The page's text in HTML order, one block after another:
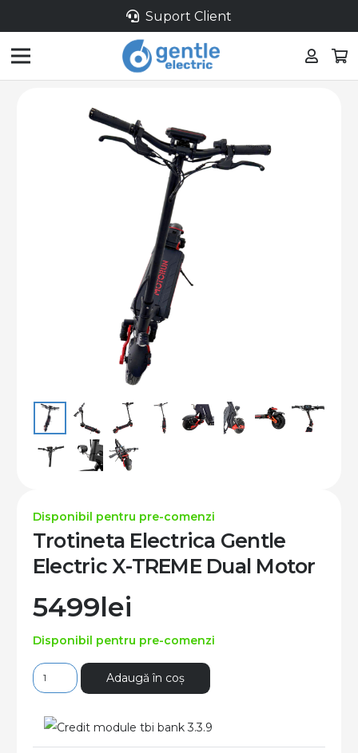
Suport Client
Disponibil pentru pre-comenzi
Trotineta Electrica Gentle
Electric X-TREME Dual Motor
5499lei
Disponibil pentru pre-comenzi
Cantitate
Trotineta
Electrica
Adaugă în coș